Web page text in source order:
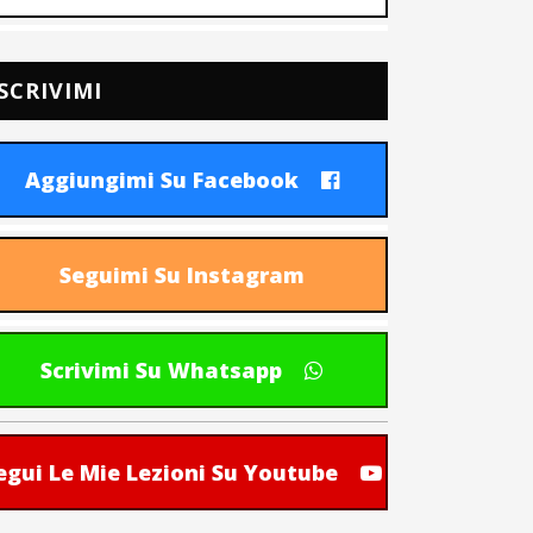
Aggiungimi Su Facebook
Seguimi Su Instagram
Scrivimi Su Whatsapp
Le Mie Lezioni Su Youtube